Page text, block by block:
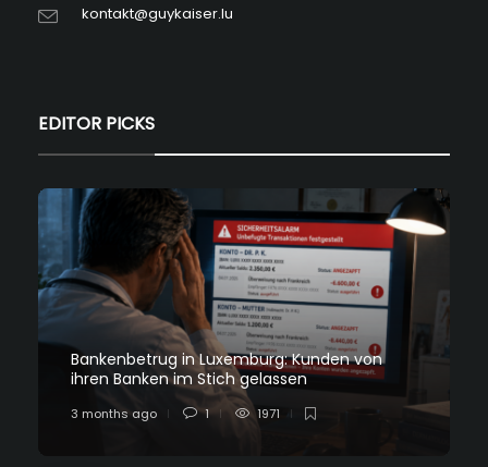
kontakt@guykaiser.lu
EDITOR PICKS
Bankenbetrug in Luxemburg: Kunden von
ihren Banken im Stich gelassen
3 months ago 1 1971